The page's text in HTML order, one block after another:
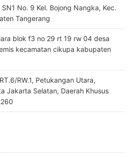
No. 9 Kel. Bojong Nangka, Kec.
Tangerang
blok f3 no 29 rt 19 rw 04 desa
kecamatan cikupa kabupaten
RW.1, Petukangan Utara,
Jakarta Selatan, Daerah Khusus